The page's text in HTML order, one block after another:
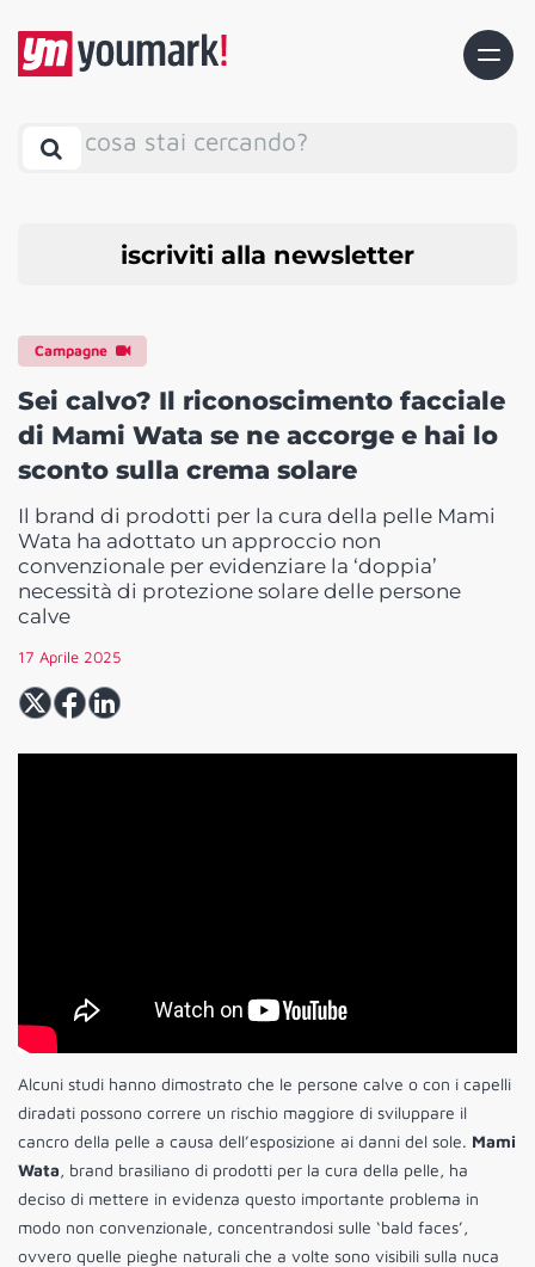
cosa stai cercando?
iscriviti alla newsletter
Campagne
Sei calvo? Il riconoscimento facciale
di Mami Wata se ne accorge e hai lo
sconto sulla crema solare
Il brand di prodotti per la cura della pelle Mami
Wata ha adottato un approccio non
convenzionale per evidenziare la ‘doppia’
necessità di protezione solare delle persone
calve
17 Aprile 2025
Alcuni studi hanno dimostrato che le persone calve o con i capelli
diradati possono correre un rischio maggiore di sviluppare il
cancro della pelle a causa dell’esposizione ai danni del sole. Mami
Wata, brand brasiliano di prodotti per la cura della pelle, ha
deciso di mettere in evidenza questo importante problema in
modo non convenzionale, concentrandosi sulle ‘bald faces’,
ovvero quelle pieghe naturali che a volte sono visibili sulla nuca